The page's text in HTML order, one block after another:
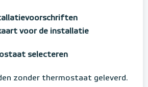
voor de installatie
selecteren
zonder thermostaat geleverd.